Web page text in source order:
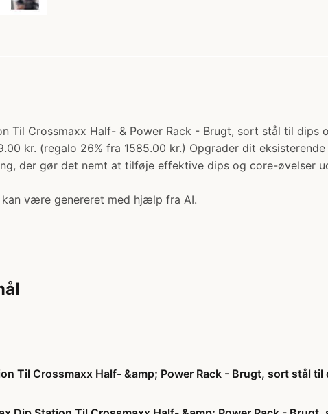
Til Crossmaxx Half- & Power Rack - Brugt, sort stål til
kr. (regalo 26% fra 1585.00 kr.) Opgrader dit
der gør det nemt at tilføje effektive dips og core-øvelser
være genereret med hjælp fra AI.
Til Crossmaxx Half- &amp; Power Rack - Brugt, sort stål